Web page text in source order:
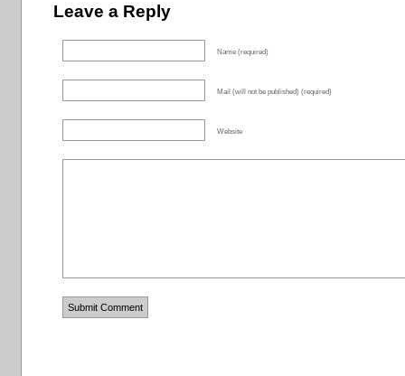
Leave a Reply
Name (required)
Mail (will not be published) (required)
Website